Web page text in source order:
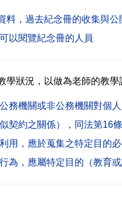
料，過去紀念冊的收集與
以閱覽紀念冊的人員
學狀況，以做為老師的教
務機關或非公務機關對個
契約之關係），同法第16
用，應於蒐集之特定目的
為，應屬特定目的（教育